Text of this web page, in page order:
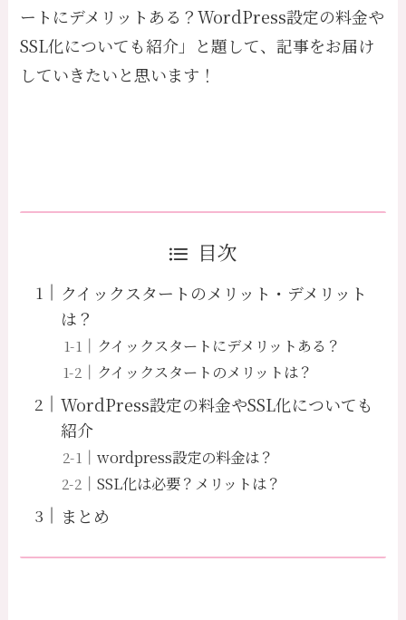
ートにデメリットある？WordPress設定の料金や
SSL化についても紹介」と題して、記事をお届け
していきたいと思います！
目次
クイックスタートのメリット・デメリット
は？
クイックスタートにデメリットある？
クイックスタートのメリットは？
WordPress設定の料金やSSL化についても
紹介
wordpress設定の料金は？
SSL化は必要？メリットは？
まとめ